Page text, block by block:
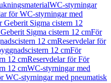
WC-styrningar
för WC-styrningar med
Geberit Sigma cistern 12
Sigma cistern 12 cmFör
12 cmReservdelar för
12 cmFör
12 cmReservdelar för För
12 cmWC-styrningar med
WC-styrningar med pneumatisk